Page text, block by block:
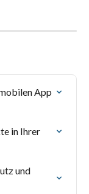
App
in Ihrer
und